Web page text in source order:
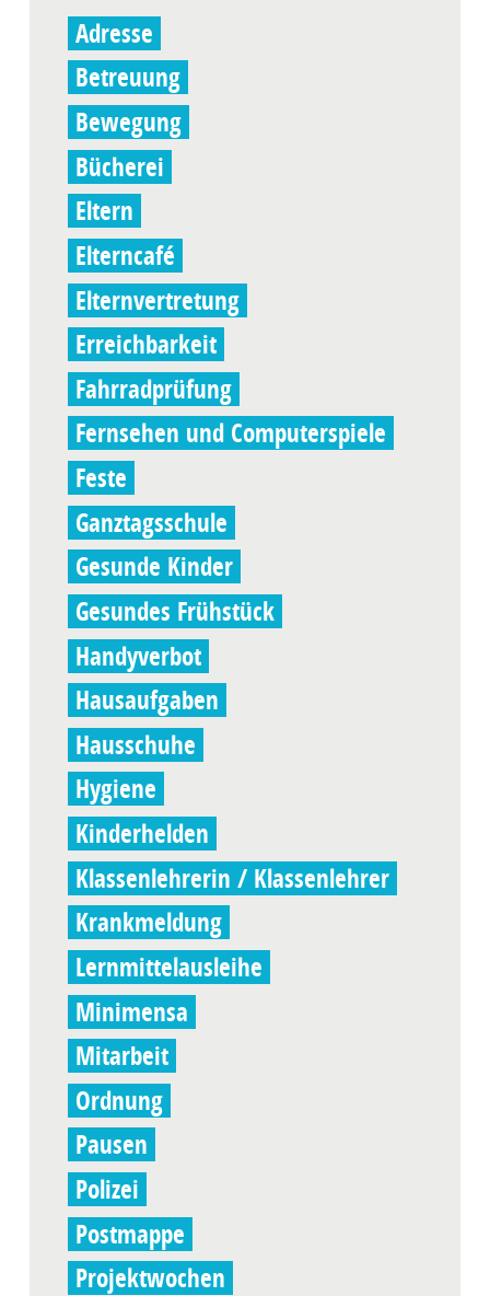
Adresse
Betreuung
Bewegung
Bücherei
Eltern
Elterncafé
Elternvertretung
Erreichbarkeit
Fahrradprüfung
Fernsehen und Computerspiele
Feste
Ganztagsschule
Gesunde Kinder
Gesundes Frühstück
Handyverbot
Hausaufgaben
Hausschuhe
Hygiene
Kinderhelden
Klassenlehrerin / Klassenlehrer
Krankmeldung
Lernmittelausleihe
Minimensa
Mitarbeit
Ordnung
Pausen
Polizei
Postmappe
Projektwochen